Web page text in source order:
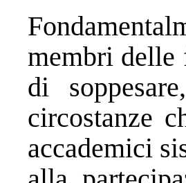
membri delle
di
circostanze
accademici